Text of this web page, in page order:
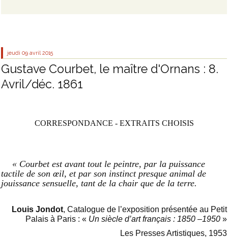
jeudi 09 avril 2015
Gustave Courbet, le maître d'Ornans : 8.
Avril/déc. 1861
CORRESPONDANCE - EXTRAITS CHOISIS
« Courbet est avant tout le peintre, par la puissance
tactile de son œil, et par son instinct presque animal de
jouissance sensuelle, tant de la chair que de la terre.
Louis Jondot, Catalogue de l’exposition présentée au Petit
Palais à Paris : « Un siècle d’art français : 1850 –1950 »
Les Presses Artistiques, 1953